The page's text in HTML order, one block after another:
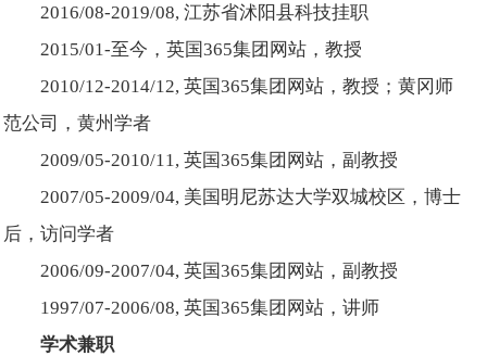
2016/08-2019/08, 江苏省沭阳县科技挂职
2015/01-至今，英国365集团网站，教授
2010/12-2014/12, 英国365集团网站，教授；黄冈师
范公司，黄州学者
2009/05-2010/11, 英国365集团网站，副教授
2007/05-2009/04, 美国明尼苏达大学双城校区，博士
后，访问学者
2006/09-2007/04, 英国365集团网站，副教授
1997/07-2006/08, 英国365集团网站，讲师
学术兼职